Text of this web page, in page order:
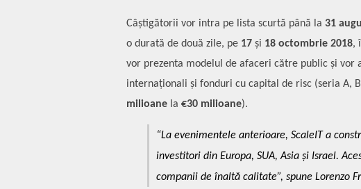
Câștigătorii vor intra pe lista scurtă până la 31
o durată de două zile, pe 17 și 18 octombrie 2018,
vor prezenta modelul de afaceri către public și vor
internaționali și fonduri cu capital de risc (seria A,
milioane la €30 milioane).
“La evenimentele anterioare, ScaleIT a
investitori din Europa, SUA, Asia și Israel.
companii de înaltă calitate”, spune Lorenzo